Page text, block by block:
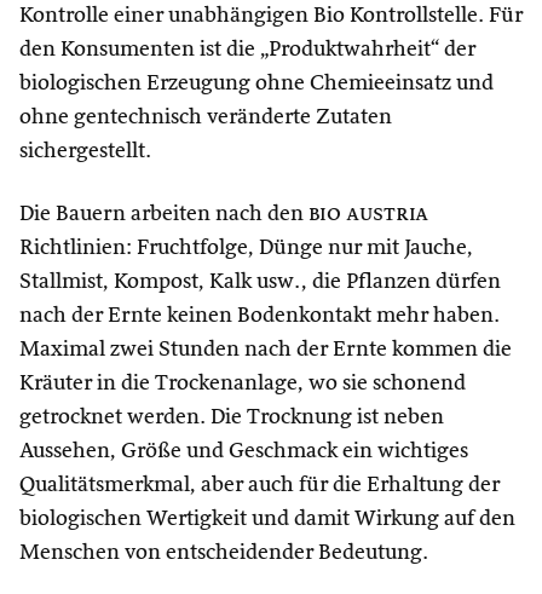
Kontrolle einer unabhängigen Bio Kontrollstelle. Für
den Konsumenten ist die „Produktwahrheit“ der
biologischen Erzeugung ohne Chemieeinsatz und
ohne gentechnisch veränderte Zutaten
sichergestellt.
Die Bauern arbeiten nach den bio austria
Richtlinien: Fruchtfolge, Dünge nur mit Jauche,
Stallmist, Kompost, Kalk usw., die Pflanzen dürfen
nach der Ernte keinen Bodenkontakt mehr haben.
Maximal zwei Stunden nach der Ernte kommen die
Kräuter in die Trockenanlage, wo sie schonend
getrocknet werden. Die Trocknung ist neben
Aussehen, Größe und Geschmack ein wichtiges
Qualitätsmerkmal, aber auch für die Erhaltung der
biologischen Wertigkeit und damit Wirkung auf den
Menschen von entscheidender Bedeutung.